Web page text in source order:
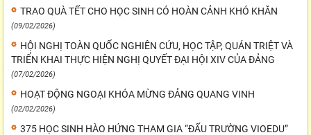
TRAO QUÀ TẾT CHO HỌC SINH CÓ HOÀN CẢNH KHÓ KHĂN
(09/02/2026)
HỘI NGHỊ TOÀN QUỐC NGHIÊN CỨU, HỌC TẬP, QUÁN TRIỆT VÀ
TRIỂN KHAI THỰC HIỆN NGHỊ QUYẾT ĐẠI HỘI XIV CỦA ĐẢNG
(07/02/2026)
HOẠT ĐỘNG NGOẠI KHÓA MỪNG ĐẢNG QUANG VINH
(02/02/2026)
375 HỌC SINH HÀO HỨNG THAM GIA “ĐẤU TRƯỜNG VIOEDU”